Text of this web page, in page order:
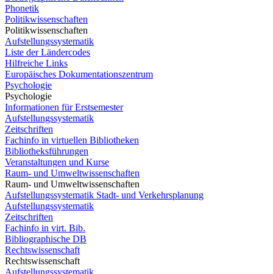
Phonetik
Politikwissenschaften
Politikwissenschaften
Aufstellungssystematik
Liste der Ländercodes
Hilfreiche Links
Europäisches Dokumentationszentrum
Psychologie
Psychologie
Informationen für Erstsemester
Aufstellungssystematik
Zeitschriften
Fachinfo in virtuellen Bibliotheken
Bibliotheksführungen
Veranstaltungen und Kurse
Raum- und Umweltwissenschaften
Raum- und Umweltwissenschaften
Aufstellungssystematik Stadt- und Verkehrsplanung
Aufstellungssystematik
Zeitschriften
Fachinfo in virt. Bib.
Bibliographische DB
Rechtswissenschaft
Rechtswissenschaft
Aufstellungssystematik